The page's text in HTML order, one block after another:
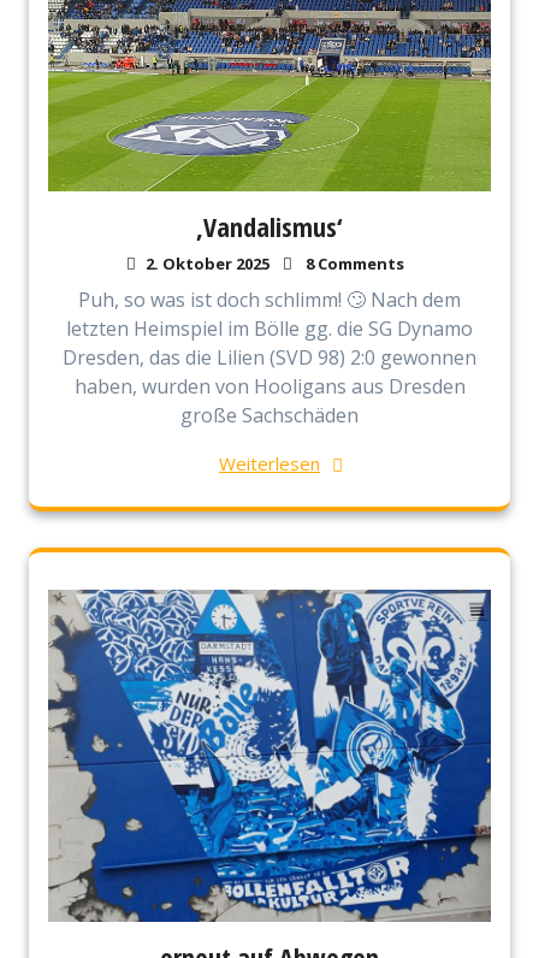
‚Vandalismus‘
2. Oktober 2025 8 Comments
Puh, so was ist doch schlimm! 🙄 Nach dem
letzten Heimspiel im Bölle gg. die SG Dynamo
Dresden, das die Lilien (SVD 98) 2:0 gewonnen
haben, wurden von Hooligans aus Dresden
große Sachschäden
Weiterlesen